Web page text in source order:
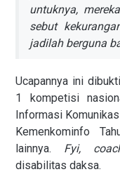
untuknya,
sebut
jadilah berguna
Ucapannya ini
1 kompetisi
Informasi
Kemenkominfo
lainnya. Fyi,
disabilitas daksa.